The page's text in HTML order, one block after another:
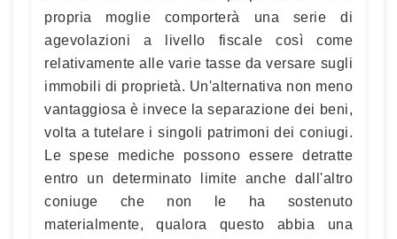
propria moglie comporterà una serie di
agevolazioni a livello fiscale così come
relativamente alle varie tasse da versare sugli
immobili di proprietà. Un'alternativa non meno
vantaggiosa è invece la separazione dei beni,
volta a tutelare i singoli patrimoni dei coniugi.
Le spese mediche possono essere detratte
entro un determinato limite anche dall'altro
coniuge che non le ha sostenuto
materialmente, qualora questo abbia una